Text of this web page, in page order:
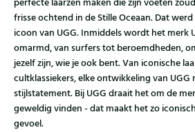
perfecte laarzen maken die zijn voeten
frisse ochtend in de Stille Oceaan. Dat
icoon van UGG. Inmiddels wordt het merk
omarmd, van surfers tot beroemdheden,
jezelf zijn, wie je ook bent. Van iconische
cultklassiekers, elke ontwikkeling van
stijlstatement. Bij UGG draait het om de
geweldig vinden - dat maakt het zo
gevoel.